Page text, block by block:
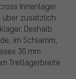
Innenlager
über zusätzlich
Deshalb
im Schlamm,
30 mm
Tretlagerbreite